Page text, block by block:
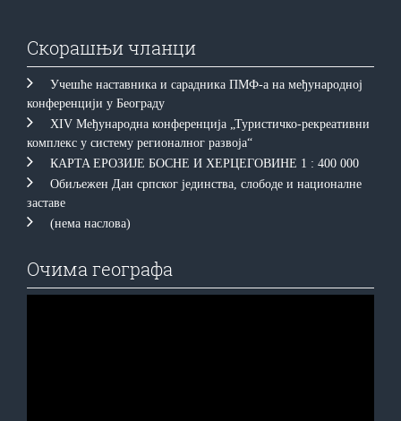
Скорашњи чланци
Учешће наставника и сарадника ПМФ-а на међународној
конференцији у Београду
XIV Међународна конференција „Туристичко-рекреативни
комплекс у систему регионалног развоја“
КAРTA EРOЗИJE БOСНE И ХEРЦEГOВИНE 1 : 400 000
Обиљежен Дан српског јединства, слободе и националне
заставе
(нема наслова)
Очима географа